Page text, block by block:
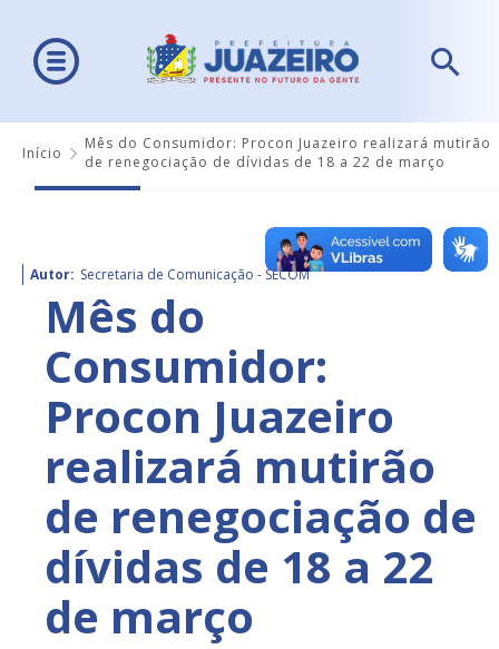
Início
Mês do Consumidor: Procon Juazeiro realizará mutirão
de renegociação de dívidas de 18 a 22 de março
Autor: Secretaria de Comunicação - SECOM
Mês do
Consumidor:
Procon Juazeiro
realizará mutirão
de renegociação de
dívidas de 18 a 22
de março